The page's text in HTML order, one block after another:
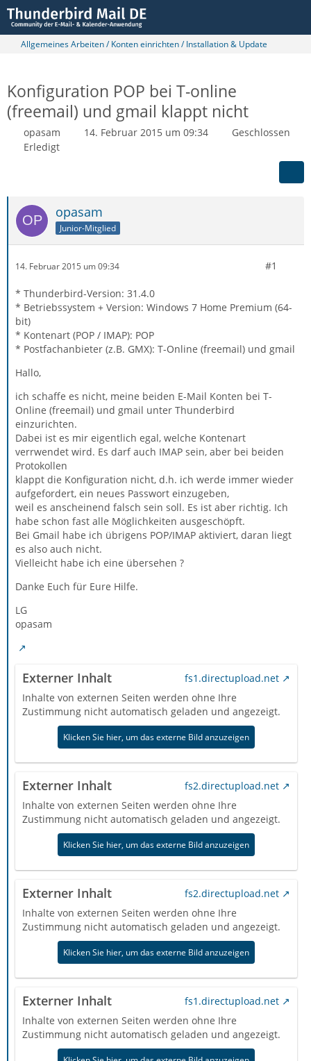
Allgemeines Arbeiten / Konten einrichten / Installation & Update
Konfiguration POP bei T-online
(freemail) und gmail klappt nicht
opasam 14. Februar 2015 um 09:34
Geschlossen
Erledigt
opasam
Junior-Mitglied
14. Februar 2015 um 09:34 #1
* Thunderbird-Version: 31.4.0
* Betriebssystem + Version: Windows 7 Home Premium (64-
bit)
* Kontenart (POP / IMAP): POP
* Postfachanbieter (z.B. GMX): T-Online (freemail) und gmail
Hallo,
ich schaffe es nicht, meine beiden E-Mail Konten bei T-
Online (freemail) und gmail unter Thunderbird
einzurichten.
Dabei ist es mir eigentlich egal, welche Kontenart
verrwendet wird. Es darf auch IMAP sein, aber bei beiden
Protokollen
klappt die Konfiguration nicht, d.h. ich werde immer wieder
aufgefordert, ein neues Passwort einzugeben,
weil es anscheinend falsch sein soll. Es ist aber richtig. Ich
habe schon fast alle Möglichkeiten ausgeschöpft.
Bei Gmail habe ich übrigens POP/IMAP aktiviert, daran liegt
es also auch nicht.
Vielleicht habe ich eine übersehen ?
Danke Euch für Eure Hilfe.
LG
opasam
Externer Inhalt
fs1.directupload.net
Inhalte von externen Seiten werden ohne Ihre
Zustimmung nicht automatisch geladen und angezeigt.
Klicken Sie hier, um das externe Bild anzuzeigen
Externer Inhalt
fs2.directupload.net
Inhalte von externen Seiten werden ohne Ihre
Zustimmung nicht automatisch geladen und angezeigt.
Klicken Sie hier, um das externe Bild anzuzeigen
Externer Inhalt
fs2.directupload.net
Inhalte von externen Seiten werden ohne Ihre
Zustimmung nicht automatisch geladen und angezeigt.
Klicken Sie hier, um das externe Bild anzuzeigen
Externer Inhalt
fs1.directupload.net
Inhalte von externen Seiten werden ohne Ihre
Zustimmung nicht automatisch geladen und angezeigt.